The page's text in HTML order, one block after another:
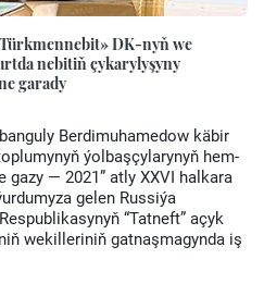
DK-nyň we
nebitiň çykarylyşyny
garady
Berdimuhamedow käbir
ýolbaşçylarynyň hem-
gazy — 2021” atly XXVI halkara
gelen Russiýa
“Tatneft” açyk
wekilleriniň gatnaşmagynda iş